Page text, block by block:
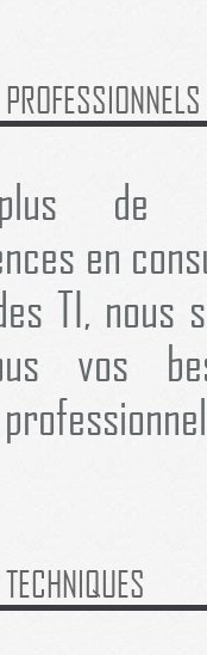
de
en
TI, nous
vos